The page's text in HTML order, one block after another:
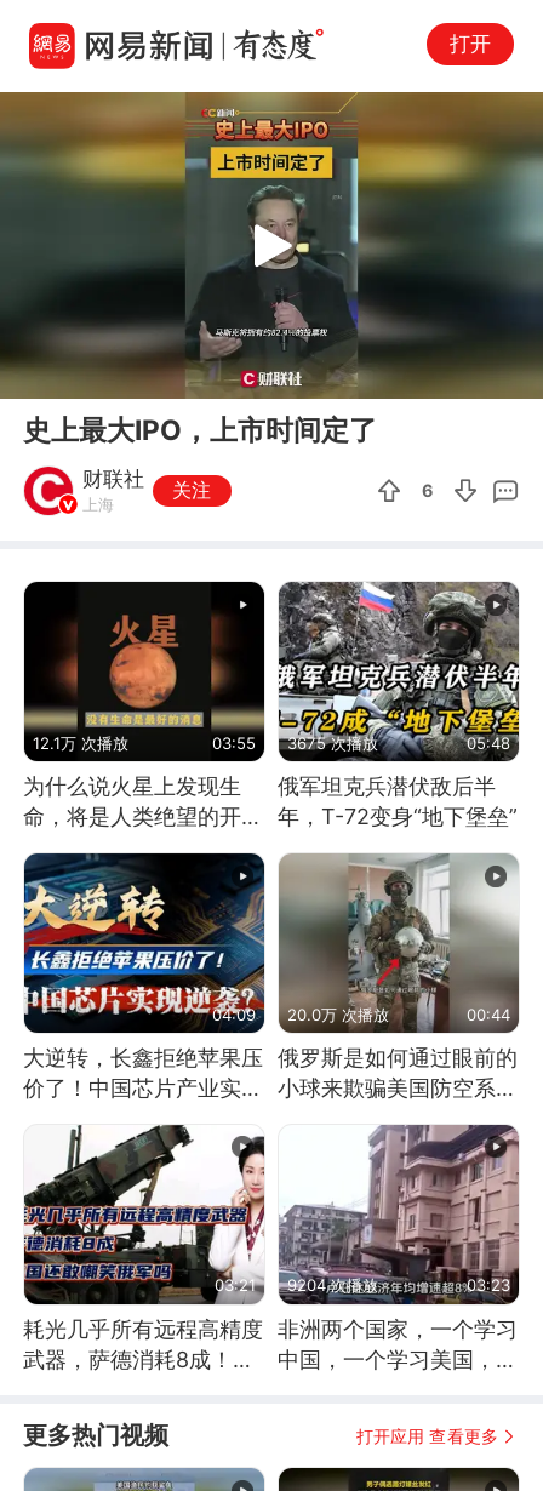
打开
00:00 00:22
Play
史上最大IPO，上市时间定了
财联社
上海
关注 6
12.1万 次播放 03:55
为什么说火星上发现生
命，将是人类绝望的开
始？
3675 次播放 05:48
俄军坦克兵潜伏敌后半
年，T-72变身“地下堡垒”
04:09
大逆转，长鑫拒绝苹果压
价了！中国芯片产业实现
20.0万 次播放 00:44
俄罗斯是如何通过眼前的
小球来欺骗美国防空系统
03:21
耗光几乎所有远程高精度
武器，萨德消耗8成！美
9204 次播放 03:23
非洲两个国家，一个学习
中国，一个学习美国，结
更多热门视频 打开应用 查看更多